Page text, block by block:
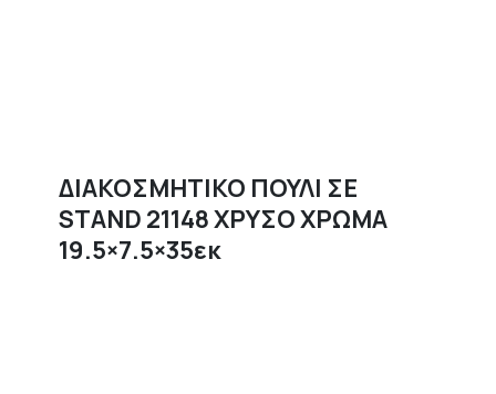
ΔΙΑΚΟΣΜΗΤΙΚΟ ΠΟΥΛΙ ΣΕ
STAND 21148 ΧΡΥΣΟ ΧΡΩΜΑ
19.5×7.5×35εκ